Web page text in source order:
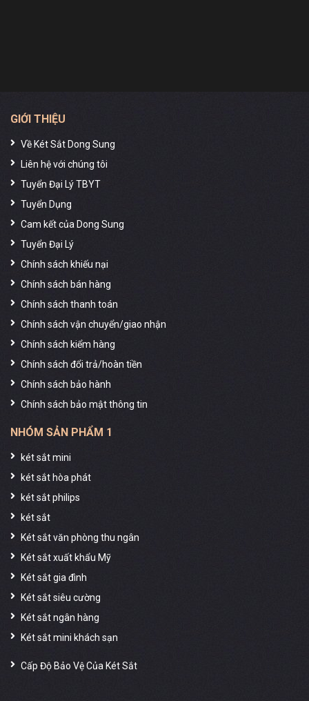
GIỚI THIỆU
Về Két Sắt Dong Sung
Liên hệ với chúng tôi
Tuyển Đại Lý TBYT
Tuyển Dụng
Cam kết của Dong Sung
Tuyển Đại Lý
Chính sách khiếu nại
Chính sách bán hàng
Chính sách thanh toán
Chính sách vận chuyển/giao nhận
Chính sách kiểm hàng
Chính sách đổi trả/hoàn tiền
Chính sách bảo hành
Chính sách bảo mật thông tin
NHÓM SẢN PHẨM 1
két sắt mini
két sắt hòa phát
két sắt philips
két sắt
Két sắt văn phòng thu ngân
Két sắt xuất khẩu Mỹ
Két sắt gia đình
Két sắt siêu cường
Két sắt ngân hàng
Két sắt mini khách sạn
Cấp Độ Bảo Vệ Của Két Sắt